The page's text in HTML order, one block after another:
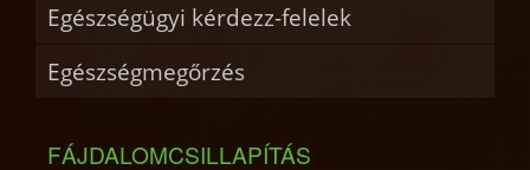
Egészségügyi kérdezz-felelek
Egészségmegőrzés
FÁJDALOMCSILLAPÍTÁS